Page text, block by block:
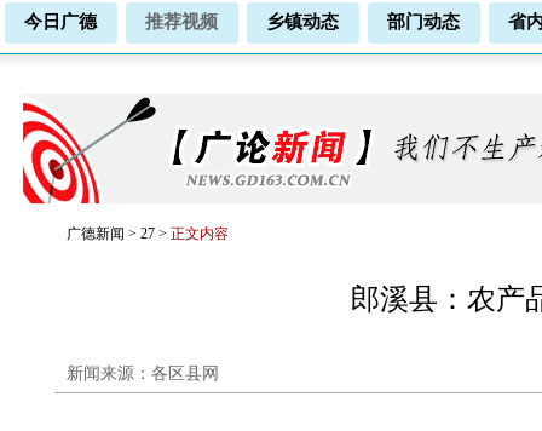
今日广德 推荐视频 乡镇动态 部门动态 省
广德新闻 > 27 > 正文内容
郎溪县：农产
新闻来源：各区县网